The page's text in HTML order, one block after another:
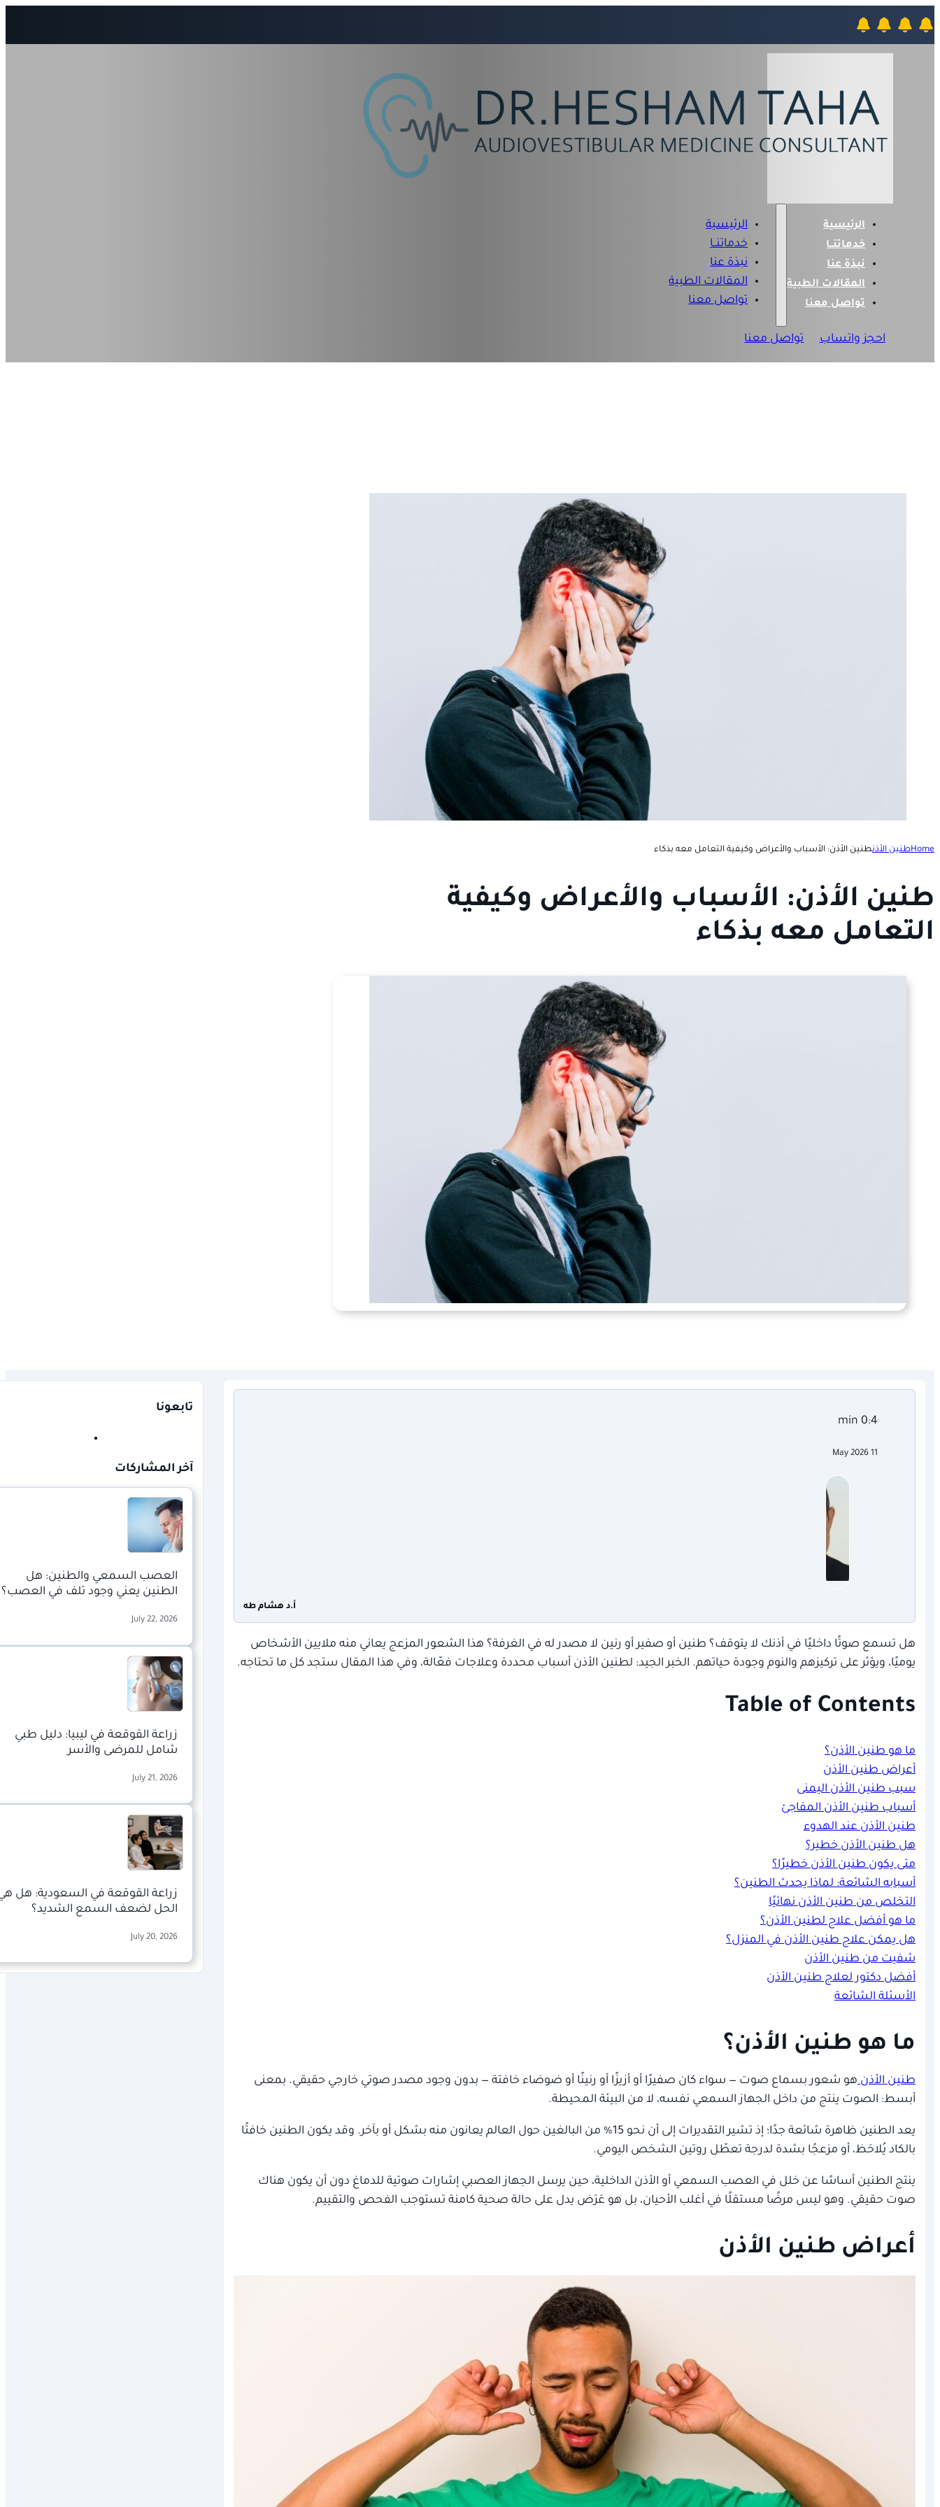
الرئيسية
خدماتنــا
نبذة عنا
المقالات الطبية
تواصل معنا
الرئيسية
خدماتنــا
نبذة عنا
المقالات الطبية
تواصل معنا
احجز واتساب تواصل معنا
Homeطنين الأذنطنين الأذن: الأسباب والأعراض وكيفية التعامل معه بذكاء
طنين الأذن: الأسباب والأعراض وكيفية
التعامل معه بذكاء
0:4 min
11 May 2026
أ.د هشام طه
هل تسمع صوتًا داخليًا في أذنك لا يتوقف؟ طنين أو صفير أو رنين لا مصدر له في الغرفة؟ هذا الشعور المزعج يعاني منه ملايين الأشخاص
يوميًا، ويؤثر على تركيزهم والنوم وجودة حياتهم. الخبر الجيد: لطنين الأذن أسباب محددة وعلاجات فعّالة، وفي هذا المقال ستجد كل ما تحتاجه.
Table of Contents
ما هو طنين الأذن؟
أعراض طنين الأذن
سبب طنين الأذن اليمنى
أسباب طنين الأذن المفاجئ
طنين الأذن عند الهدوء
هل طنين الأذن خطير؟
متى يكون طنين الأذن خطيرًا؟
أسبابه الشائعة: لماذا يحدث الطنين؟
التخلص من طنين الأذن نهائيًا
ما هو أفضل علاج لطنين الأذن؟
هل يمكن علاج طنين الأذن في المنزل؟
شفيت من طنين الأذن
أفضل دكتور لعلاج طنين الأذن
الأسئلة الشائعة
ما هو طنين الأذن؟
طنين الأذنهو شعور بسماع صوت — سواء كان صفيرًا أو أزيزًا أو رنينًا أو ضوضاء خافتة — بدون وجود مصدر صوتي خارجي حقيقي. بمعنى
أبسط: الصوت ينتج من داخل الجهاز السمعي نفسه، لا من البيئة المحيطة.
يعد الطنين ظاهرة شائعة جدًا؛ إذ تشير التقديرات إلى أن نحو 15% من البالغين حول العالم يعانون منه بشكل أو بآخر. وقد يكون الطنين خافتًا
بالكاد يُلاحَظ، أو مزعجًا بشدة لدرجة تعطّل روتين الشخص اليومي.
ينتج الطنين أساسًا عن خلل في العصب السمعي أو الأذن الداخلية، حين يرسل الجهاز العصبي إشارات صوتية للدماغ دون أن يكون هناك
صوت حقيقي. وهو ليس مرضًا مستقلًا في أغلب الأحيان، بل هو عَرَض يدل على حالة صحية كامنة تستوجب الفحص والتقييم.
أعراض طنين الأذن
تابعونا
آخر المشاركات
العصب السمعي والطنين: هل
الطنين يعني وجود تلف في العصب؟
July 22, 2026
زراعة القوقعة في ليبيا: دليل طبي
شامل للمرضى والأسر
July 21, 2026
زراعة القوقعة في السعودية: هل
الحل لضعف السمع الشديد؟
July 20, 2026